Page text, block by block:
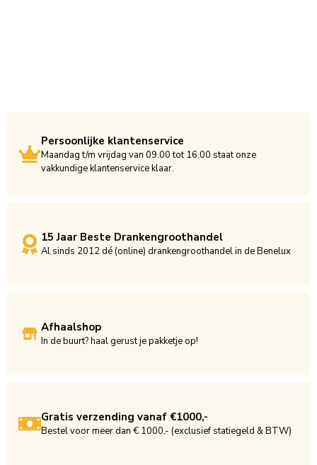
Persoonlijke klantenservice
Maandag t/m vrijdag van 09.00 tot 16.00 staat onze
vakkundige klantenservice klaar.
15 Jaar Beste Drankengroothandel
Al sinds 2012 dé (online) drankengroothandel in de Benelux
Afhaalshop
In de buurt? haal gerust je pakketje op!
Gratis verzending vanaf €1000,-
Bestel voor meer dan € 1000,- (exclusief statiegeld & BTW)